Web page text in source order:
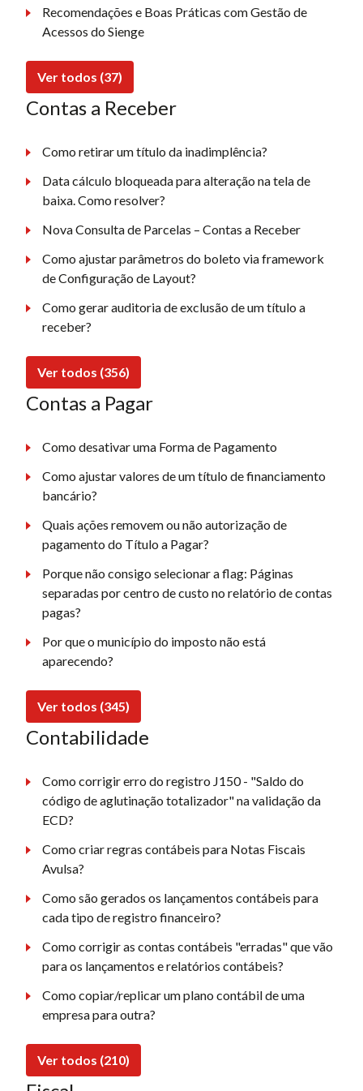
Recomendações e Boas Práticas com Gestão de
Acessos do Sienge
Ver todos (37)
Contas a Receber
Como retirar um título da inadimplência?
Data cálculo bloqueada para alteração na tela de
baixa. Como resolver?
Nova Consulta de Parcelas – Contas a Receber
Como ajustar parâmetros do boleto via framework
de Configuração de Layout?
Como gerar auditoria de exclusão de um título a
receber?
Ver todos (356)
Contas a Pagar
Como desativar uma Forma de Pagamento
Como ajustar valores de um título de financiamento
bancário?
Quais ações removem ou não autorização de
pagamento do Título a Pagar?
Porque não consigo selecionar a flag: Páginas
separadas por centro de custo no relatório de contas
pagas?
Por que o município do imposto não está
aparecendo?
Ver todos (345)
Contabilidade
Como corrigir erro do registro J150 - "Saldo do
código de aglutinação totalizador" na validação da
ECD?
Como criar regras contábeis para Notas Fiscais
Avulsa?
Como são gerados os lançamentos contábeis para
cada tipo de registro financeiro?
Como corrigir as contas contábeis "erradas" que vão
para os lançamentos e relatórios contábeis?
Como copiar/replicar um plano contábil de uma
empresa para outra?
Ver todos (210)